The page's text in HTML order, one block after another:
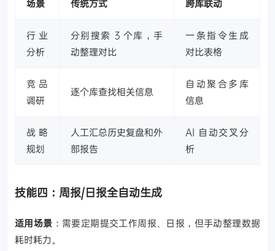
场景 传统方式 跨库联动
行业
分析
分别搜索 3 个库，手
动整理对比
一条指令生成
对比表格
竞品
调研
逐个库查找相关信息
自动聚合多库
信息
战略
规划
人工汇总历史复盘和外
部报告
AI 自动交叉分
析
技能四：周报/日报全自动生成
适用场景 ：需要定期提交工作周报、日报，但手动整理数据
耗时耗力。